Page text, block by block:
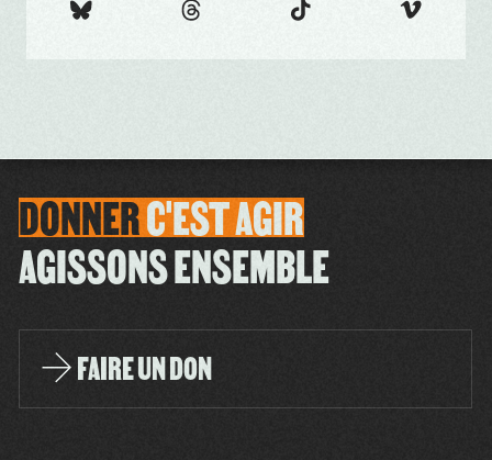
DONNERC'ESTAGIR
AGISSONS ENSEMBLE
FAIRE UN DON